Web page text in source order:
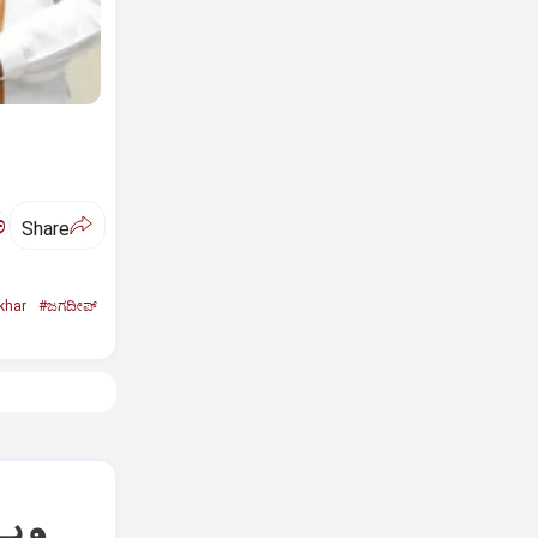
Share
#ಜಗದೀಪ್‌